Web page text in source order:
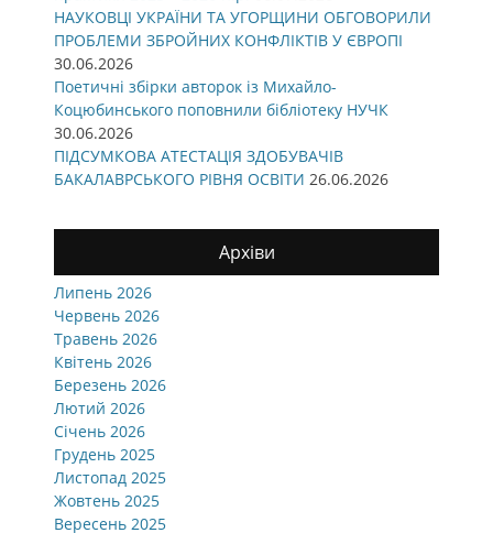
НАУКОВЦІ УКРАЇНИ ТА УГОРЩИНИ ОБГОВОРИЛИ
ПРОБЛЕМИ ЗБРОЙНИХ КОНФЛІКТІВ У ЄВРОПІ
30.06.2026
Поетичні збірки авторок із Михайло-
Коцюбинського поповнили бібліотеку НУЧК
30.06.2026
ПІДСУМКОВА АТЕСТАЦІЯ ЗДОБУВАЧІВ
БАКАЛАВРСЬКОГО РІВНЯ ОСВІТИ 26.06.2026
Архіви
Липень 2026
Червень 2026
Травень 2026
Квітень 2026
Березень 2026
Лютий 2026
Січень 2026
Грудень 2025
Листопад 2025
Жовтень 2025
Вересень 2025